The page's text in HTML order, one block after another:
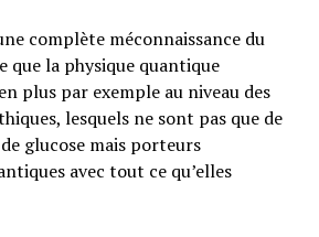
complète méconnaissance du
que la physique quantique
plus par exemple au niveau des
lesquels ne sont pas que de
glucose mais porteurs
avec tout ce qu’elles